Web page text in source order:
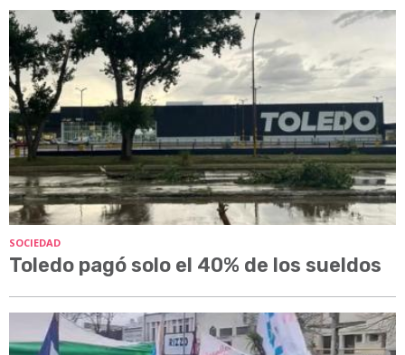
SOCIEDAD
Toledo pagó solo el 40% de los sueldos